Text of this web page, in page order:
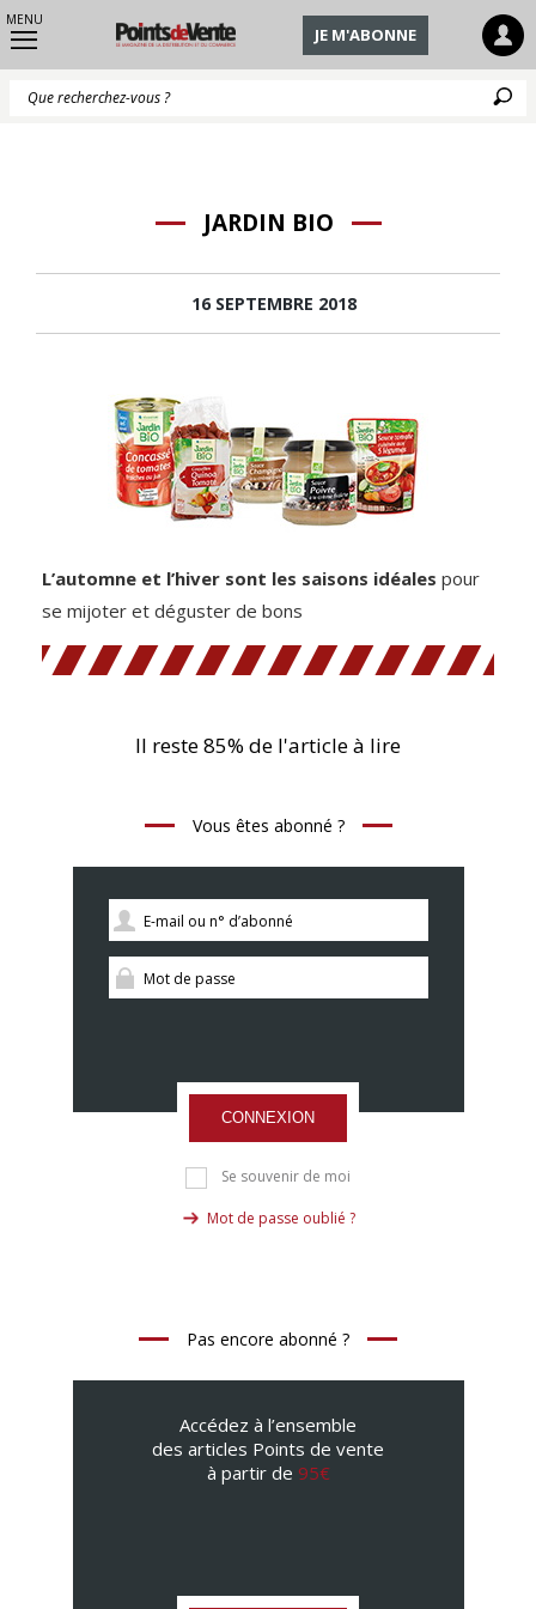
MENU
JE M'ABONNE
JARDIN BIO
16 SEPTEMBRE 2018
L’automne et l’hiver sont les saisons idéales pour
se mijoter et déguster de bons
Il reste 85% de l'article à lire
Vous êtes abonné ?
CONNEXION
Se souvenir de moi
Mot de passe oublié ?
Pas encore abonné ?
Accédez à l’ensemble
des articles Points de vente
à partir de 95€